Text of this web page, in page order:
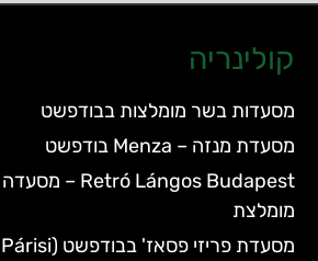
קולינריה
מסעדות בשר מומלצות בבודפשט
מסעדת מנזה – Menza בודפשט
Retró Lángos Budapest – מסעדה
מומלצת
מסעדת פריזי פסאז' בבודפשט (Párisi